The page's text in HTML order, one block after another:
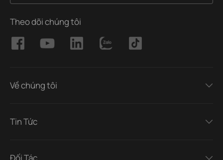
Theo dõi chúng tôi
Về chúng tôi
Tin Tức
Đối Tác